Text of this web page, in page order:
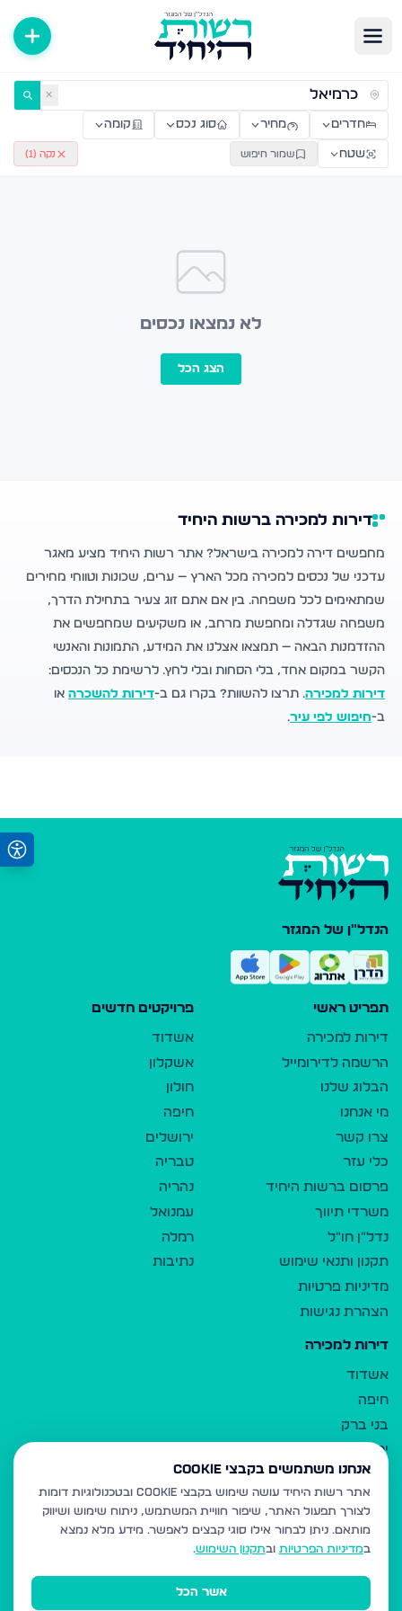
דירות למכירה ולהשכרה — רשות היחיד ✕
חדרים מחיר סוג נכס קומה
שטח שמור חיפוש נקה ( 1
)
לא נמצאו נכסים
הצג הכל
דירות למכירה ברשות היחיד
מחפשים דירה למכירה בישראל? אתר רשות היחיד מציע מאגר
עדכני של נכסים למכירה מכל הארץ — ערים, שכונות וטווחי מחירים
שמתאימים לכל משפחה. בין אם אתם זוג צעיר בתחילת הדרך,
משפחה שגדלה ומחפשת מרחב, או משקיעים שמחפשים את
ההזדמנות הבאה — תמצאו אצלנו את המידע, התמונות והאנשי
הקשר במקום אחד, בלי הסחות ובלי לחץ. לרשימת כל הנכסים:
דירות למכירה. תרצו להשוות? בקרו גם ב-דירות להשכרה או
ב-חיפוש לפי עיר.
הנדל"ן של המגזר
תפריט ראשי
דירות למכירה
הרשמה לדירומייל
הבלוג שלנו
מי אנחנו
צרו קשר
כלי עזר
פרסום ברשות היחיד
משרדי תיווך
נדל"ן חו"ל
תקנון ותנאי שימוש
מדיניות פרטיות
הצהרת נגישות
פרויקטים חדשים
אשדוד
אשקלון
חולון
חיפה
ירושלים
טבריה
נהריה
עמנואל
רמלה
נתיבות
דירות למכירה
אשדוד
חיפה
בני ברק
ירושלים
אלעד
גבעת זאב
בית שמש
רכסים
מודיעין עילית
אנחנו משתמשים בקבצי Cookie
אתר רשות היחיד עושה שימוש בקבצי Cookie ובטכנולוגיות דומות
לצורך תפעול האתר, שיפור חוויית המשתמש, ניתוח שימוש ושיווק
מותאם. ניתן לבחור אילו סוגי קבצים לאפשר. מידע מלא נמצא
במדיניות הפרטיות ובתקנון השימוש.
אשר הכל